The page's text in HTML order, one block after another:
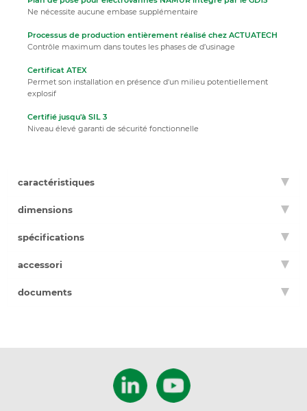
Ne nécessite aucune embase supplémentaire
Processus de production entièrement réalisé chez ACTUATECH
Contrôle maximum dans toutes les phases de d’usinage
Certificat ATEX
Permet son installation en présence d'un milieu potentiellement
explosif
Certifié jusqu'à SIL 3
Niveau élevé garanti de sécurité fonctionnelle
caractéristiques
dimensions
spécifications
accessori
documents